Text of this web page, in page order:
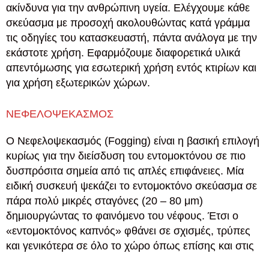
ακίνδυνα για την ανθρώπινη υγεία. Ελέγχουμε κάθε
σκεύασμα με προσοχή ακολουθώντας κατά γράμμα
τις οδηγίες του κατασκευαστή, πάντα ανάλογα με την
εκάστοτε χρήση. Εφαρμόζουμε διαφορετικά υλικά
απεντόμωσης για εσωτερική χρήση εντός κτιρίων και
για χρήση εξωτερικών χώρων.
ΝΕΦΕΛΟΨΕΚΑΣΜΟΣ
Ο Νεφελοψεκασμός (Fogging) είναι η βασική επιλογή
κυρίως για την διείσδυση του εντομοκτόνου σε πιο
δυσπρόσιτα σημεία από τις απλές επιφάνειες. Μία
ειδική συσκευή ψεκάζει το εντομοκτόνο σκεύασμα σε
πάρα πολύ μικρές σταγόνες (20 – 80 μm)
δημιουργώντας το φαινόμενο του νέφους. Έτσι ο
«εντομοκτόνος καπνός» φθάνει σε σχισμές, τρύπες
και γενικότερα σε όλο το χώρο όπως επίσης και στις